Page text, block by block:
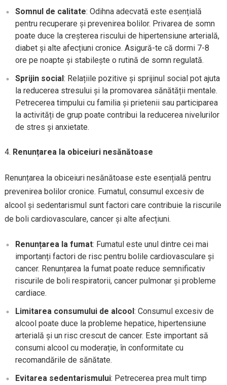
Somnul de calitate: Odihna adecvată este esențială
pentru recuperare și prevenirea bolilor. Privarea de somn
poate duce la creșterea riscului de hipertensiune arterială,
diabet și alte afecțiuni cronice. Asigură-te că dormi 7-8
ore pe noapte și stabilește o rutină de somn regulată.
Sprijin social: Relațiile pozitive și sprijinul social pot ajuta
la reducerea stresului și la promovarea sănătății mentale.
Petrecerea timpului cu familia și prietenii sau participarea
la activități de grup poate contribui la reducerea nivelurilor
de stres și anxietate.
Renunțarea la obiceiuri nesănătoase
Renunțarea la obiceiuri nesănătoase este esențială pentru
prevenirea bolilor cronice. Fumatul, consumul excesiv de
alcool și sedentarismul sunt factori care contribuie la riscurile
de boli cardiovasculare, cancer și alte afecțiuni.
Renunțarea la fumat: Fumatul este unul dintre cei mai
importanți factori de risc pentru bolile cardiovasculare și
cancer. Renunțarea la fumat poate reduce semnificativ
riscurile de boli respiratorii, cancer pulmonar și probleme
cardiace.
Limitarea consumului de alcool: Consumul excesiv de
alcool poate duce la probleme hepatice, hipertensiune
arterială și un risc crescut de cancer. Este important să
consumi alcool cu moderație, în conformitate cu
recomandările de sănătate.
Evitarea sedentarismului: Petrecerea prea mult timp